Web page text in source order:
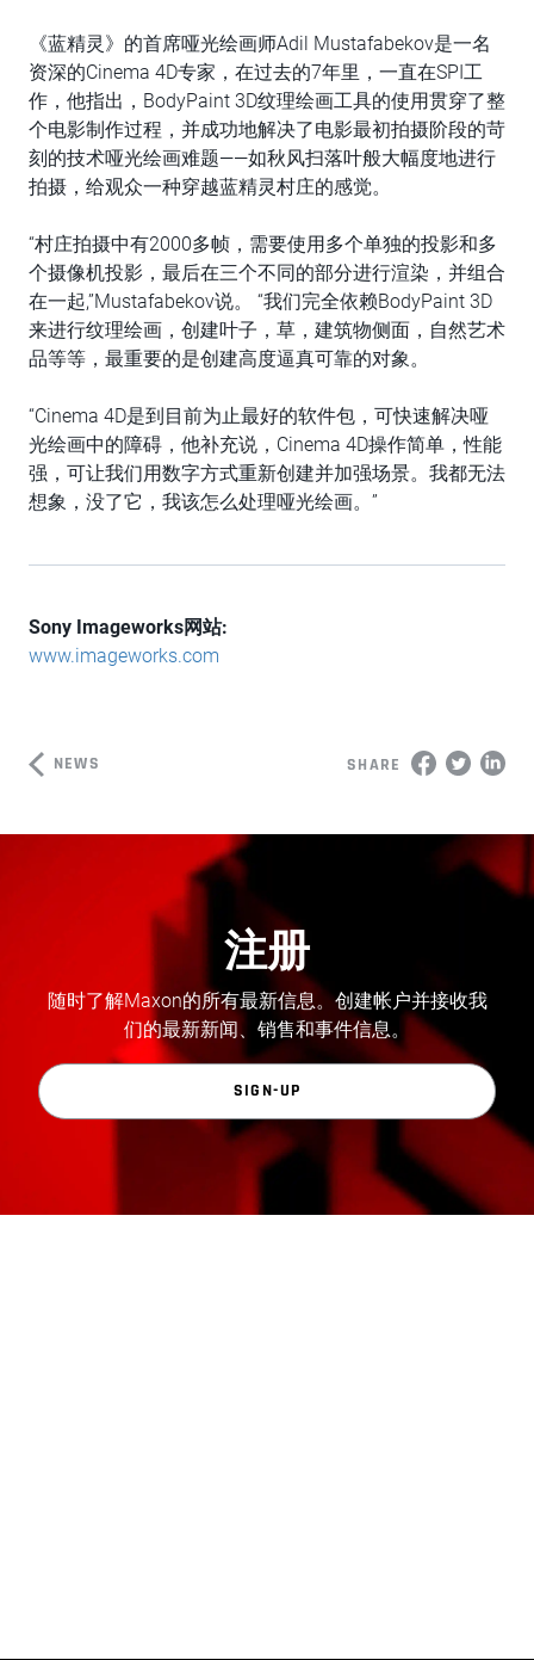
《蓝精灵》的首席哑光绘画师Adil Mustafabekov是一名
资深的Cinema 4D专家，在过去的7年里，一直在SPI工
作，他指出，BodyPaint 3D纹理绘画工具的使用贯穿了整
个电影制作过程，并成功地解决了电影最初拍摄阶段的苛
刻的技术哑光绘画难题——如秋风扫落叶般大幅度地进行
拍摄，给观众一种穿越蓝精灵村庄的感觉。
“村庄拍摄中有2000多帧，需要使用多个单独的投影和多
个摄像机投影，最后在三个不同的部分进行渲染，并组合
在一起,”Mustafabekov说。 “我们完全依赖BodyPaint 3D
来进行纹理绘画，创建叶子，草，建筑物侧面，自然艺术
品等等，最重要的是创建高度逼真可靠的对象。
“Cinema 4D是到目前为止最好的软件包，可快速解决哑
光绘画中的障碍，他补充说，Cinema 4D操作简单，性能
强，可让我们用数字方式重新创建并加强场景。我都无法
想象，没了它，我该怎么处理哑光绘画。”
Sony Imageworks网站:
www.imageworks.com
NEWS SHARE
注册
随时了解Maxon的所有最新信息。创建帐户并接收我
们的最新新闻、销售和事件信息。
SIGN-UP